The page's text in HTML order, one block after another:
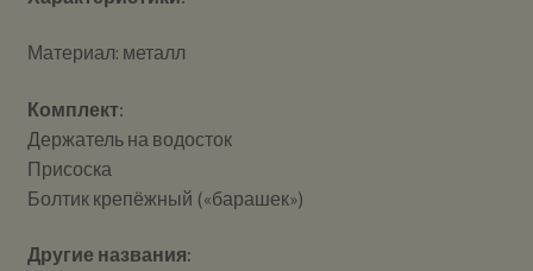
Материал: металл
Комплект:
Держатель на водосток
Присоска
Болтик крепёжный («барашек»)
Другие названия: